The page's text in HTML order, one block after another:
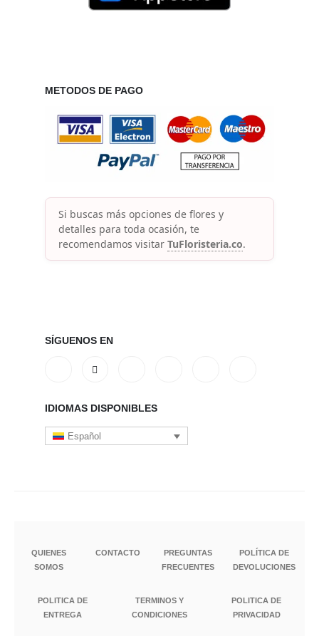
METODOS DE PAGO
Si buscas más opciones de flores y
detalles para toda ocasión, te
recomendamos visitar TuFloristeria.co.
SÍGUENOS EN
IDIOMAS DISPONIBLES
Español
QUIENES
SOMOS
CONTACTO
PREGUNTAS
FRECUENTES
POLÍTICA DE
DEVOLUCIONES
POLITICA DE
ENTREGA
TERMINOS Y
CONDICIONES
POLITICA DE
PRIVACIDAD